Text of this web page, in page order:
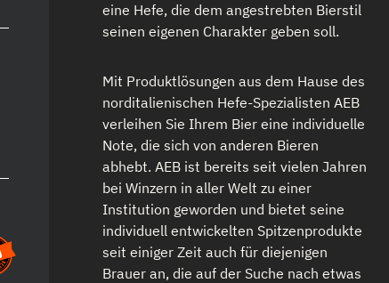
eine Hefe, die dem angestrebten Bierstil
seinen eigenen Charakter geben soll.
Mit Produktlösungen aus dem Hause des
norditalienischen Hefe-Spezialisten AEB
verleihen Sie Ihrem Bier eine individuelle
Note, die sich von anderen Bieren
abhebt. AEB ist bereits seit vielen Jahren
bei Winzern in aller Welt zu einer
Institution geworden und bietet seine
individuell entwickelten Spitzenprodukte
seit einiger Zeit auch für diejenigen
Brauer an, die auf der Suche nach etwas